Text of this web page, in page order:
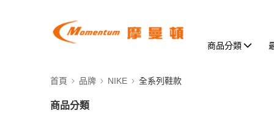
商品分類
首頁 品牌 NIKE 全系列鞋款
商品分類